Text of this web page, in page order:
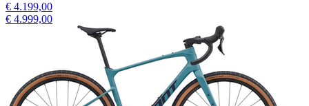
€ 4.199,00
€ 4.999,00